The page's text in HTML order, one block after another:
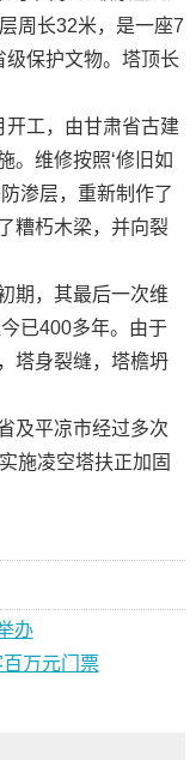
周长32米，是一座7
保护文物。塔顶长
工，由甘肃省古建
。维修按照‘修旧如
渗层，重新制作了
糟朽木梁，并向裂
，其最后一次维
已400多年。由于
塔身裂缝，塔檐坍
平凉市经过多次
施凌空塔扶正加固
办
万元门票